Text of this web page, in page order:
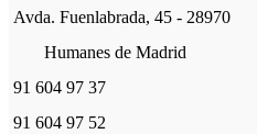
Avda. Fuenlabrada, 45 - 28970
Humanes de Madrid
91 604 97 37
91 604 97 52